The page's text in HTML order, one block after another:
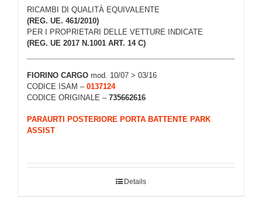
RICAMBI DI QUALITÀ EQUIVALENTE
(REG. UE. 461/2010)
PER I PROPRIETARI DELLE VETTURE INDICATE
(REG. UE 2017 N.1001 ART. 14 C)
FIORINO CARGO mod. 10/07 > 03/16
CODICE ISAM – 0137124
CODICE ORIGINALE – 735662616
PARAURTI POSTERIORE PORTA BATTENTE PARK
ASSIST
Details